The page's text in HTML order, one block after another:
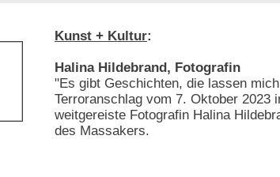
Kunst + Kultur:
Halina Hildebrand, Fotografin
"Es gibt Geschichten, die lassen
Terroranschlag vom 7. Oktober 2023
weitgereiste Fotografin Halina
des Massakers.